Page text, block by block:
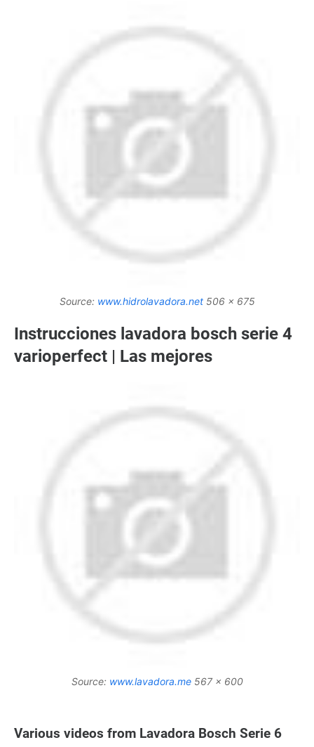
Source: www.hidrolavadora.net506 x 675
Instrucciones lavadora bosch serie 4
varioperfect | Las mejores
Source: www.lavadora.me567 x 600
Various videos from Lavadora Bosch Serie 6